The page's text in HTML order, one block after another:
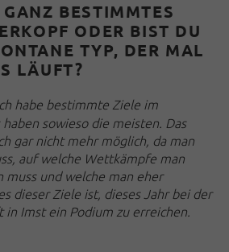
BESTIMMTES
ODER BIST DU
TYP, DER MAL
LÄUFT?
habe bestimmte Ziele im
sowieso die meisten. Das
gar nicht mehr möglich, da man
auf welche Wettkämpfe man
und welche man eher
dieser Ziele ist, dieses Jahr bei der
in Imst ein Podium zu erreichen.